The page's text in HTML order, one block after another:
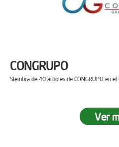
CONGRUPO
Siembra de 40 arboles de CONGRUPO en
Ver